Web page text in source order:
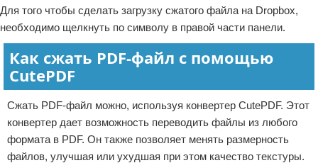
Для того чтобы сделать загрузку сжатого файла на Dropbox,
необходимо щелкнуть по символу в правой части панели.
Как сжать PDF-файл с помощью
CutePDF
Сжать PDF-файл можно, используя конвертер CutePDF. Этот
конвертер дает возможность переводить файлы из любого
формата в PDF. Он также позволяет менять размерность
файлов, улучшая или ухудшая при этом качество текстуры.